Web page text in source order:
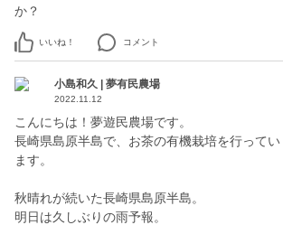
か？
いいね！ コメント
小島和久 | 夢有民農場
2022.11.12
こんにちは！夢遊民農場です。
長崎県島原半島で、お茶の有機栽培を行ってい
ます。
秋晴れが続いた長崎県島原半島。
明日は久しぶりの雨予報。